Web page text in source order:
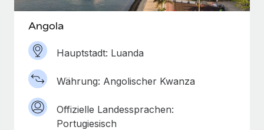
Angola
Hauptstadt: Luanda
Währung: Angolischer Kwanza
Offizielle Landessprachen:
Portugiesisch